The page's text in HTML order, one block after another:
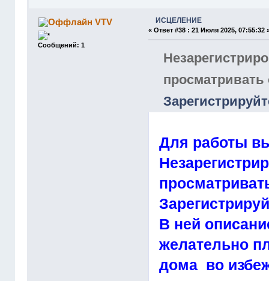
VTV
Сообщений: 1
ИСЦЕЛЕНИЕ
«Ответ #38 : 21 Июля 2025, 07:55:32
Для работы
В ней
желательно
дома во